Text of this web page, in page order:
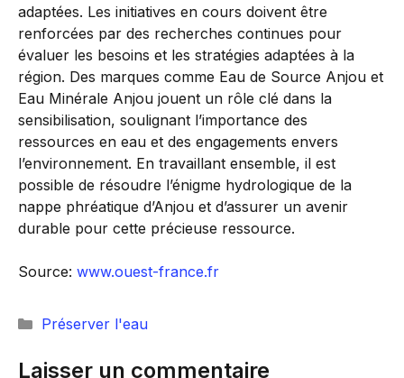
adaptées. Les initiatives en cours doivent être
renforcées par des recherches continues pour
évaluer les besoins et les stratégies adaptées à la
région. Des marques comme Eau de Source Anjou et
Eau Minérale Anjou jouent un rôle clé dans la
sensibilisation, soulignant l’importance des
ressources en eau et des engagements envers
l’environnement. En travaillant ensemble, il est
possible de résoudre l’énigme hydrologique de la
nappe phréatique d’Anjou et d’assurer un avenir
durable pour cette précieuse ressource.
Source: www.ouest-france.fr
Catégories
Préserver l'eau
Laisser un commentaire